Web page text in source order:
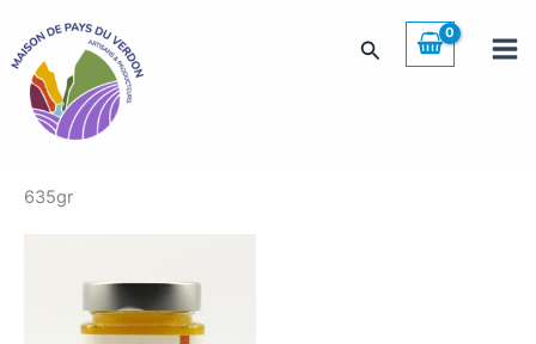
contenu
Rechercher
635gr